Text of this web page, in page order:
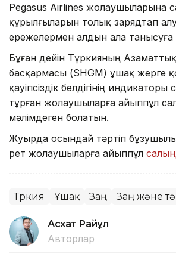
Pegasus Airlines жолаушыларына
құрылғыларын толық зарядтап
ережелермен алдын ала танысуға
Бұған дейін Түркияның
басқармасы (SHGM) ұшақ жерге
қауіпсіздік белдігінің
тұрған жолаушыларға айыппұл
мәлімдеген болатын.
Жуырда осындай тәртіп
рет жолаушыларға айыппұл
Түркия Ұшақ Заң Заң және
Асхат Райқұл
Авторлар